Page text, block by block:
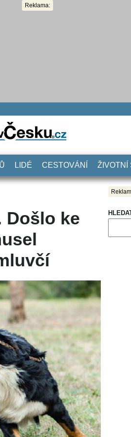
Reklama:
LIDÉ CESTOVÁNÍ ŽIVOTNÍ
Došlo ke